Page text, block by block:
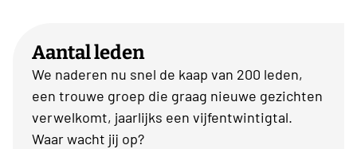
Aantal leden
We naderen nu snel de kaap van 200 leden,
een trouwe groep die graag nieuwe gezichten
verwelkomt, jaarlijks een vijfentwintigtal.
Waar wacht jij op?